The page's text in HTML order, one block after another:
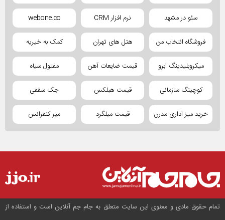
سئو در مشهد نرم افزار CRM webone.co
فروشگاه انتخاب من هتل های تهران کمک به خیریه
میکروبلیدینگ ابرو قیمت ضایعات آهن مفتول سیاه
کوچینگ سازمانی قیمت هبلکس جک سقفی
خرید میز اداری مدرن قیمت میلگرد میز کنفرانس
تمام حقوق مادی و معنوی این سایت متعلق به جام جم آنلاین است و استفاده از